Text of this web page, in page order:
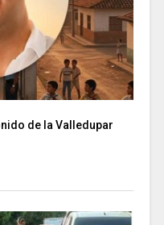
de la Valledupar